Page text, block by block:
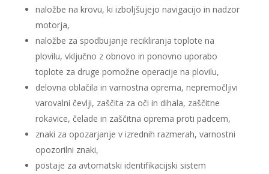
naložbe na krovu, ki izboljšujejo navigacijo in nadzor
motorja,
naložbe za spodbujanje recikliranja toplote na
plovilu, vključno z obnovo in ponovno uporabo
toplote za druge pomožne operacije na plovilu,
delovna oblačila in varnostna oprema, nepremočljivi
varovalni čevlji, zaščita za oči in dihala, zaščitne
rokavice, čelade in zaščitna oprema proti padcem,
znaki za opozarjanje v izrednih razmerah, varnostni
opozorilni znaki,
postaje za avtomatski identifikacijski sistem